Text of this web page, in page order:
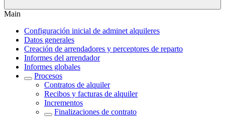
Main
Configuración inicial de adminet alquileres
Datos generales
Creación de arrendadores y perceptores de reparto
Informes del arrendador
Informes globales
Procesos
Contratos de alquiler
Recibos y facturas de alquiler
Incrementos
Finalizaciones de contrato